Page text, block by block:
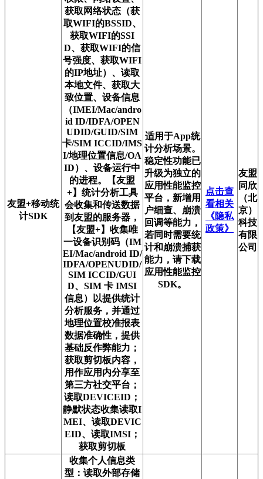
友盟+移动统
计SDK
获取网络状态（获
取WIFI的BSSID、
获取WIFI的SSI
D、获取WIFI的信
号强度、获取WIFI
的IP地址）、读取
本地文件、获取大
致位置、设备信息
（IMEI/Mac/andro
id ID/IDFA/OPEN
UDID/GUID/SIM
卡/SIM ICCID/IMS
I/地理位置信息/OA
ID）、设备运行中
的进程。【友盟
+】统计分析工具
会收集和传送数据
到友盟的服务器，
【友盟+】收集唯
一设备识别码（IM
EI/Mac/android ID/
IDFA/OPENUDID/
SIM ICCID/GUI
D、SIM 卡 IMSI
信息）以提供统计
分析服务，并通过
地理位置校准报表
数据准确性，提供
基础反作弊能力；
获取剪切板内容，
用作应用内分享至
第三方社交平台；
读取DEVICEID；
静默状态收集读取I
MEI、读取DEVIC
EID、读取IMSI；
获取剪切板
适用于App统
计分析场景。
稳定性功能已
升级为独立的
应用性能监控
平台，新增用
户细查、崩溃
回调等能力，
若同时需要统
计和崩溃捕获
能力，请下载
应用性能监控
SDK。
点击查
看相关
《隐私
政策》
友盟
同欣
（北
京）
科技
有限
公司
收集个人信息类
型：读取外部存储